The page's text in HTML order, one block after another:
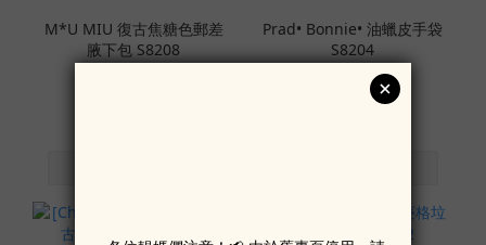
M*U MIU 復古焦糖色郵差
腋下包 S8208
Prad• Bonnie• 油蠟皮手袋
S8204
HK$799.00